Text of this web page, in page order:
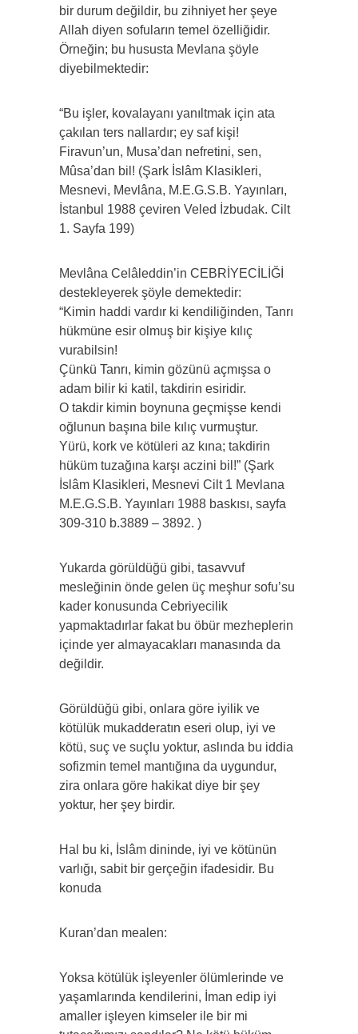
bir durum değildir, bu zihniyet her şeye
Allah diyen sofuların temel özelliğidir.
Örneğin; bu hususta Mevlana şöyle
diyebilmektedir:
“Bu işler, kovalayanı yanıltmak için ata
çakılan ters nallardır; ey saf kişi!
Firavun’un, Musa’dan nefretini, sen,
Mûsa’dan bil! (Şark İslâm Klasikleri,
Mesnevi, Mevlâna, M.E.G.S.B. Yayınları,
İstanbul 1988 çeviren Veled İzbudak. Cilt
1. Sayfa 199)
Mevlâna Celâleddin’in CEBRİYECİLİĞİ
destekleyerek şöyle demektedir:
“Kimin haddi vardır ki kendiliğinden, Tanrı
hükmüne esir olmuş bir kişiye kılıç
vurabilsin!
Çünkü Tanrı, kimin gözünü açmışsa o
adam bilir ki katil, takdirin esiridir.
O takdir kimin boynuna geçmişse kendi
oğlunun başına bile kılıç vurmuştur.
Yürü, kork ve kötüleri az kına; takdirin
hüküm tuzağına karşı aczini bil!” (Şark
İslâm Klasikleri, Mesnevi Cilt 1 Mevlana
M.E.G.S.B. Yayınları 1988 baskısı, sayfa
309-310 b.3889 – 3892. )
Yukarda görüldüğü gibi, tasavvuf
mesleğinin önde gelen üç meşhur sofu’su
kader konusunda Cebriyecilik
yapmaktadırlar fakat bu öbür mezheplerin
içinde yer almayacakları manasında da
değildir.
Görüldüğü gibi, onlara göre iyilik ve
kötülük mukadderatın eseri olup, iyi ve
kötü, suç ve suçlu yoktur, aslında bu iddia
sofizmin temel mantığına da uygundur,
zira onlara göre hakikat diye bir şey
yoktur, her şey birdir.
Hal bu ki, İslâm dininde, iyi ve kötünün
varlığı, sabit bir gerçeğin ifadesidir. Bu
konuda
Kuran’dan mealen:
Yoksa kötülük işleyenler ölümlerinde ve
yaşamlarında kendilerini, İman edip iyi
amaller işleyen kimseler ile bir mi